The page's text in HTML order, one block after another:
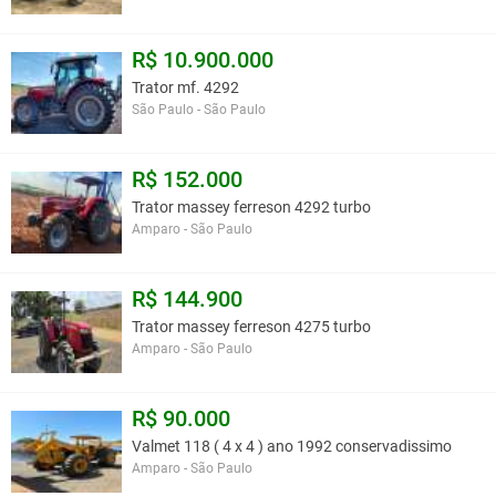
R$ 10.900.000
Trator mf. 4292
São Paulo - São Paulo
R$ 152.000
Trator massey ferreson 4292 turbo
Amparo - São Paulo
R$ 144.900
Trator massey ferreson 4275 turbo
Amparo - São Paulo
R$ 90.000
Valmet 118 ( 4 x 4 ) ano 1992 conservadissimo
Amparo - São Paulo